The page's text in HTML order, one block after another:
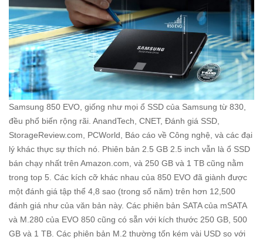
Samsung 850 EVO, giống như mọi ổ SSD của Samsung từ 830,
đều phổ biến rộng rãi. AnandTech, CNET, Đánh giá SSD,
StorageReview.com, PCWorld, Báo cáo về Công nghệ, và các đại
lý khác thực sự thích nó. Phiên bản 2.5 GB 2.5 inch vẫn là ổ SSD
bán chạy nhất trên Amazon.com, và 250 GB và 1 TB cũng nằm
trong top 5. Các kích cỡ khác nhau của 850 EVO đã giành được
một đánh giá tập thể 4,8 sao (trong số năm) trên hơn 12,500
đánh giá như của văn bản này. Các phiên bản SATA của mSATA
và M.280 của EVO 850 cũng có sẵn với kích thước 250 GB, 500
GB và 1 TB. Các phiên bản M.2 thường tốn kém vài USD so với